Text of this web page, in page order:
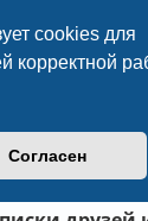
cookies для
корректной
Согласен
сможет в